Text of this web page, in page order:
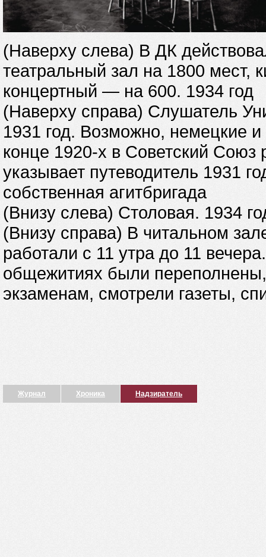
(Наверху слева) В ДК
театральный зал на 1800
концертный — на 600. 1934 год
(Наверху справа) Слушатель
1931 год. Возможно, немецкие
конце 1920-х в Советский Союз
указывает путеводитель 1931
собственная агитбригада
(Внизу слева) Столовая. 1934
(Внизу справа) В читальном
работали с 11 утра до 11
общежитиях были переполнены,
экзаменам, смотрели газеты,
Журнал Хроника Надзиратель